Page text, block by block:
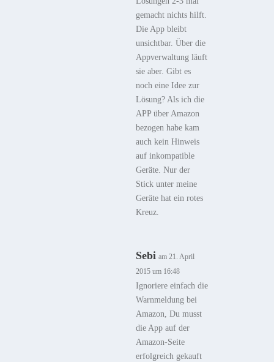
gemacht nichts hilft.
Die App bleibt
unsichtbar. Über die
Appverwaltung läuft
sie aber. Gibt es
noch eine Idee zur
Lösung? Als ich die
APP über Amazon
bezogen habe kam
auch kein Hinweis
auf inkompatible
Geräte. Nur der
Stick unter meine
Geräte hat ein rotes
Kreuz.
Sebi am 21. April
2015 um 16:48
Ignoriere einfach die
Warnmeldung bei
Amazon, Du musst
die App auf der
Amazon-Seite
erfolgreich gekauft